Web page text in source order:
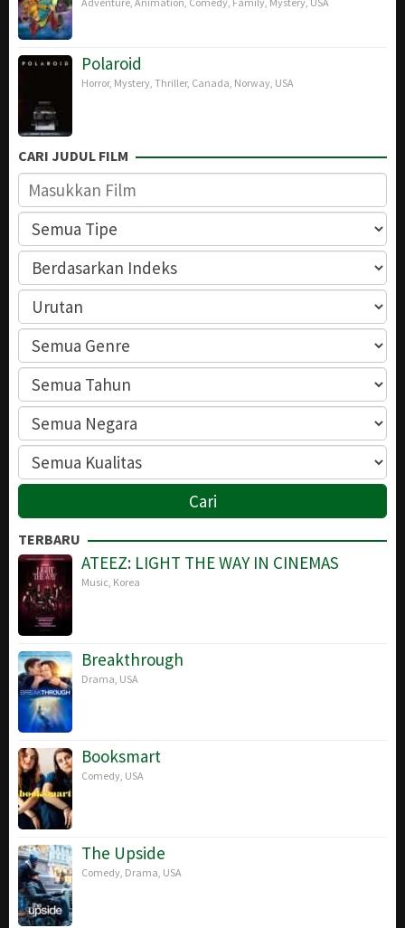
Polaroid
Horror, Mystery Thriller, Canada Norway USA
CARI JUDUL FILM
TERBARU
ATEEZ: LIGHT THE WAY IN CINEMAS
Music Korea
Breakthrough
Drama USA
Booksmart
Comedy USA
The Upside
Comedy Drama USA